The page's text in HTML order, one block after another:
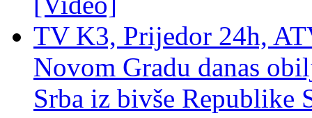
TV K3, Prijedor 24h,
Novom Gradu danas
Srba iz bivše Republike